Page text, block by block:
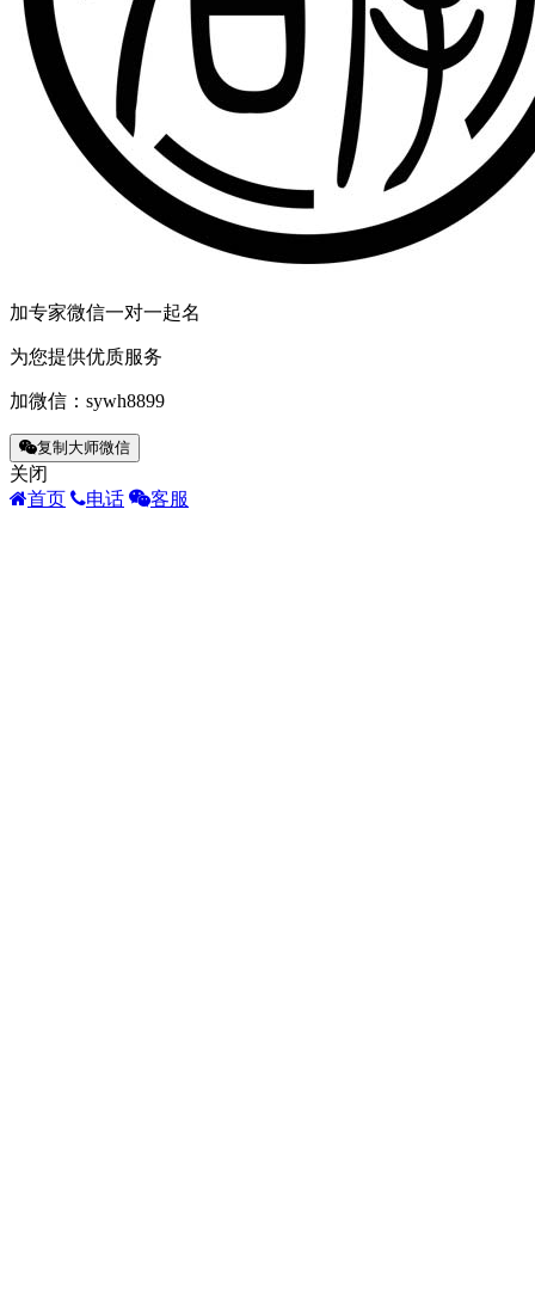
加专家微信一对一起名
为您提供优质服务
加微信： sywh8899
复制大师微信
关闭
首页
电话 客服